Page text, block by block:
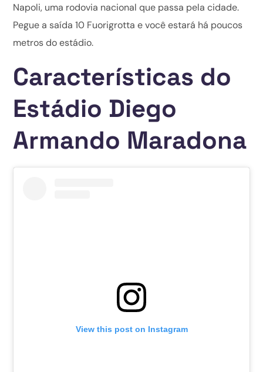
Napoli, uma rodovia nacional que passa pela cidade.
Pegue a saída 10 Fuorigrotta e você estará há poucos
metros do estádio.
Características do
Estádio Diego
Armando Maradona
View this post on Instagram